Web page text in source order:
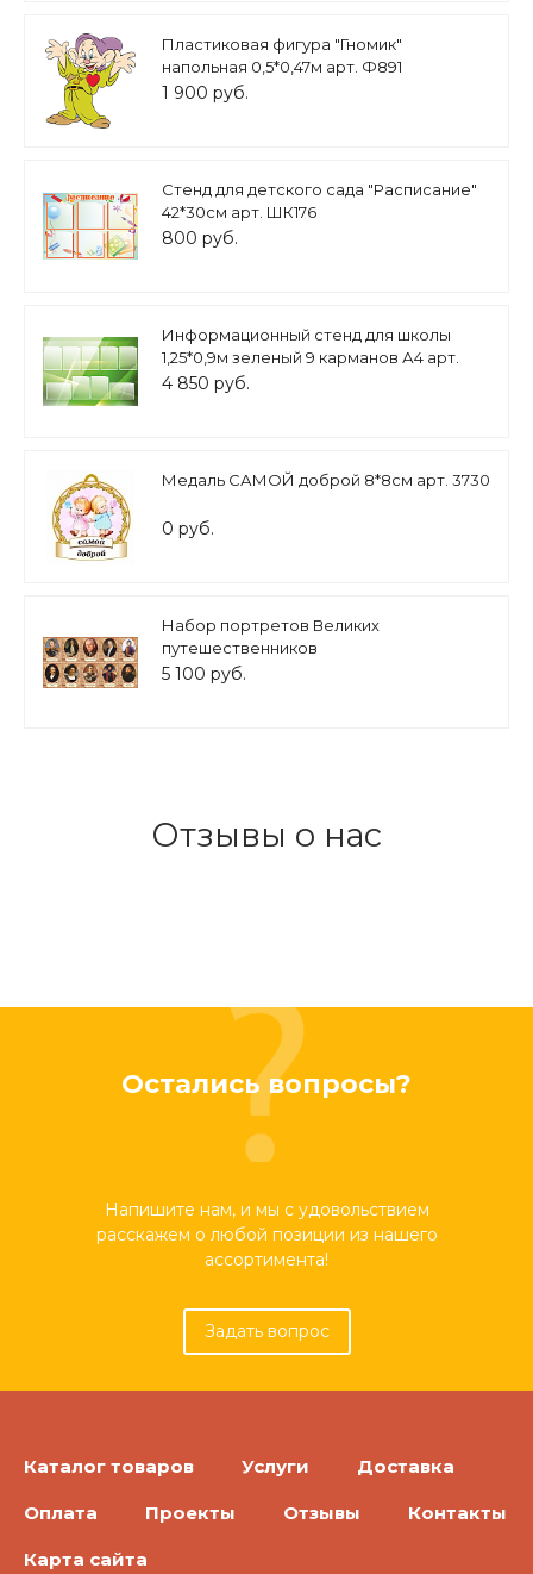
Пластиковая фигура "Гномик"
напольная 0,5*0,47м арт. Ф891
1 900 руб.
Стенд для детского сада "Расписание"
42*30см арт. ШК176
800 руб.
Информационный стенд для школы
1,25*0,9м зеленый 9 карманов А4 арт.
4866
4 850 руб.
Медаль САМОЙ доброй 8*8см арт. 3730
0 руб.
Набор портретов Великих
путешественников
первооткрывателей, в кабинет
5 100 руб.
Отзывы о нас
Остались вопросы?
Напишите нам, и мы с удовольствием
расскажем о любой позиции из нашего
ассортимента!
Задать вопрос
Каталог товаров Услуги Доставка
Оплата Проекты Отзывы Контакты
Карта сайта